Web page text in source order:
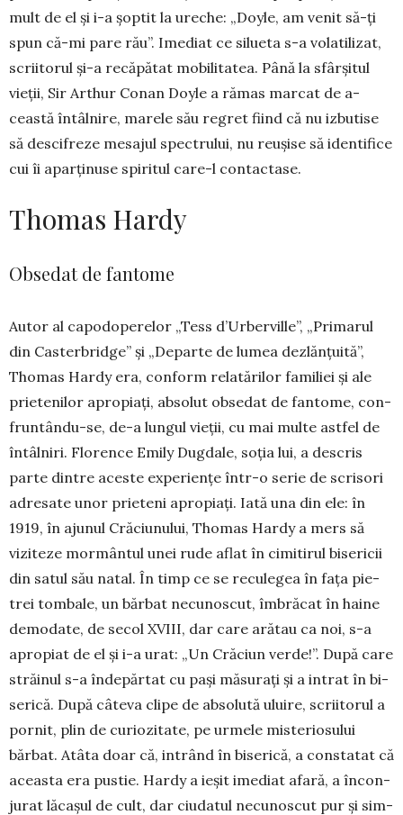
mult de el și i-a șoptit la ureche: „Doyle, am venit să-ți
spun că-mi pare rău”. Ime­diat ce si­lueta s-a vola­ti­li­zat,
scrii­to­rul și-a recă­pătat mo­bili­ta­tea. Până la sfâr­șitul
vieții, Sir Arthur Conan Doyle a ră­mas mar­cat de a­
ceastă în­tâlnire, ma­rele său regret fi­ind că nu iz­butise
să des­ci­freze me­sajul spec­trului, nu re­ușise să iden­tifice
cui îi apar­ținuse spi­ritul care-l con­tactase.
Thomas Hardy
Obsedat de fantome
Autor al capodoperelor „Tess d’Urberville”, „Pri­ma­rul
din Casterbridge” și „De­parte de lumea dezlăn­țu­ită”,
Thomas Hardy era, con­form relatărilor familiei și ale
prietenilor apropiați, ab­solut obsedat de fan­to­me, con­
fruntându-se, de-a lungul vie­ții, cu mai multe astfel de
în­tâlniri. Florence Emily Dug­dale, soția lui, a descris
parte dintre aceste expe­riențe într-o serie de scrisori
adresate unor prieteni apro­piați. Iată una din ele: în
1919, în ajunul Cră­ciu­nului, Thomas Hardy a mers să
viziteze mor­mântul unei rude aflat în cimitirul bisericii
din satul său natal. În timp ce se reculegea în fața pie­
trei tombale, un bărbat necunoscut, îmbrăcat în haine
de­modate, de se­col XVIII, dar care ară­tau ca noi, s-a
apro­piat de el și i-a urat: „Un Cră­ciun ver­de!”. După care
străinul s-a în­de­părtat cu pași mă­su­rați și a intrat în bi­
serică. După câteva cli­pe de absolută uluire, scrii­torul a
por­nit, plin de curiozitate, pe urme­le misteriosului
bărbat. Atâta doar că, intrând în biserică, a consta­tat că
aceasta era pustie. Har­dy a ieșit ime­­diat afară, a încon­
jurat lăca­șul de cult, dar ciudatul necu­nos­cut pur și sim­